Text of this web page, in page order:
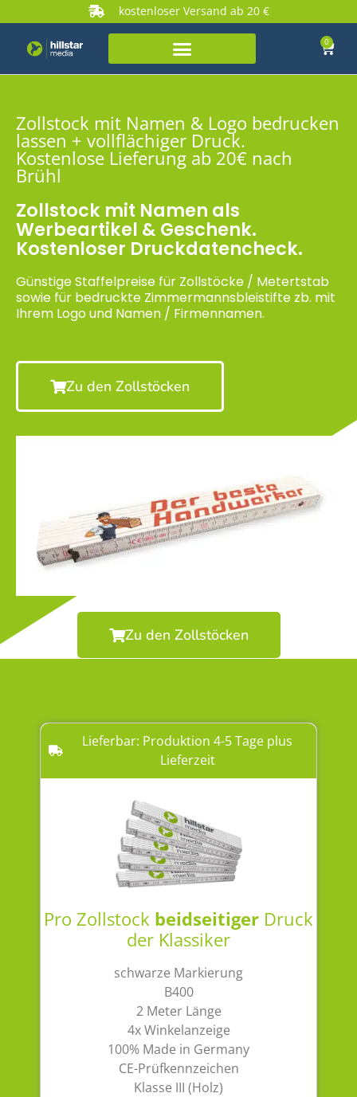
kostenloser Versand ab 20 €
0
Zollstock mit Namen & Logo bedrucken
lassen + vollflächiger Druck.
Kostenlose Lieferung ab 20€ nach
Brühl
Zollstock mit Namen als
Werbeartikel & Geschenk.
Kostenloser Druckdatencheck.
Günstige Staffelpreise für Zollstöcke / Metertstab
sowie für bedruckte Zimmermannsbleistifte zb. mit
Ihrem Logo und Namen / Firmennamen.
Zu den Zollstöcken
Zu den Zollstöcken
Lieferbar: Produktion 4-5 Tage plus
Lieferzeit
Pro Zollstock beidseitiger Druck
der Klassiker
schwarze Markierung
B400
2 Meter Länge
4x Winkelanzeige
100% Made in Germany
CE-Prüfkennzeichen
Klasse III (Holz)